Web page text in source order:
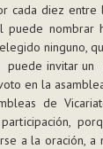
cada diez entre
nombrar
ninguno,
puede invitar
en la
de
a la oración,